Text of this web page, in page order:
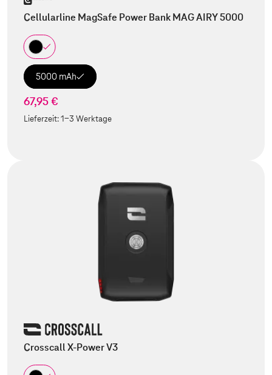
Cellularline MagSafe Power Bank MAG AIRY 5000
5000 mAh
67,95 €
Lieferzeit:1-3 Werktage
Crosscall X-Power V3